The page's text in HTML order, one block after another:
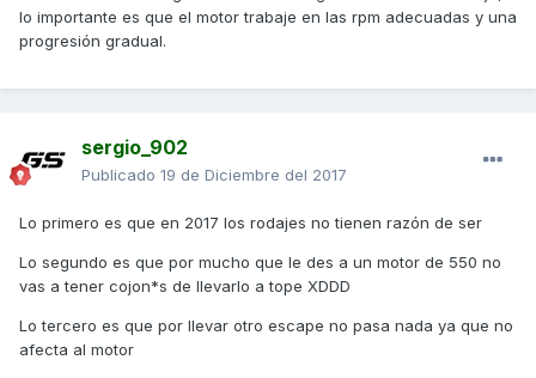
lo importante es que el motor trabaje en las rpm adecuadas y una
progresión gradual.
sergio_902
Publicado 19 de Diciembre del 2017
Lo primero es que en 2017 los rodajes no tienen razón de ser
Lo segundo es que por mucho que le des a un motor de 550 no
vas a tener cojon*s de llevarlo a tope XDDD
Lo tercero es que por llevar otro escape no pasa nada ya que no
afecta al motor